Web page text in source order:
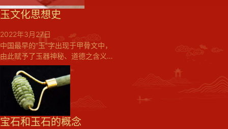
玉文化思想史
2022年3月27日
中国最早的“玉”字出现于甲骨文中，
由此赋予了玉器神秘、道德之含义，
形成了世界上惟有的玉文化。根据不
同时期人们对玉的认识态度和使用方
向，将玉文化思想史划分如下：1、
迷信化时期（秦汉）秦汉时期的玉器
变成了联系超越生死，沟通神仙与现
实人间的桥梁，并在汉代以后神化到
宝石和玉石的概念